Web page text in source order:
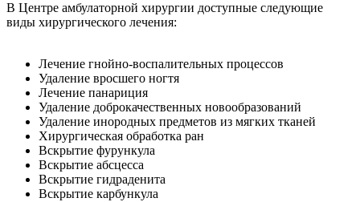
В Центре амбулаторной хирургии доступные следующие
виды хирургического лечения:
Лечение гнойно-воспалительных процессов
Удаление вросшего ногтя
Лечение панариция
Удаление доброкачественных новообразований
Удаление инородных предметов из мягких тканей
Хирургическая обработка ран
Вскрытие фурункула
Вскрытие абсцесса
Вскрытие гидраденита
Вскрытие карбункула